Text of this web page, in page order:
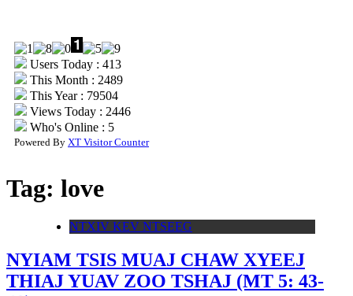
Users Today : 413
This Month : 2489
This Year : 79504
Views Today : 2446
Who's Online : 5
Powered By XT Visitor Counter
Tag: love
NTXIV KEV NTSEEG
NYIAM TSIS MUAJ CHAW XYEEJ
THIAJ YUAV ZOO TSHAJ (MT 5: 43-